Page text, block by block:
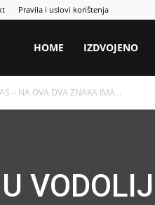
Pravila i uslovi korištenja
HOME IZDVOJENO
– NA OVA DVA ZNAKA IMA...